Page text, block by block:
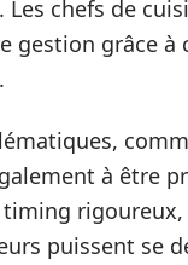
Les chefs de
gestion grâce à
à être
puissent se